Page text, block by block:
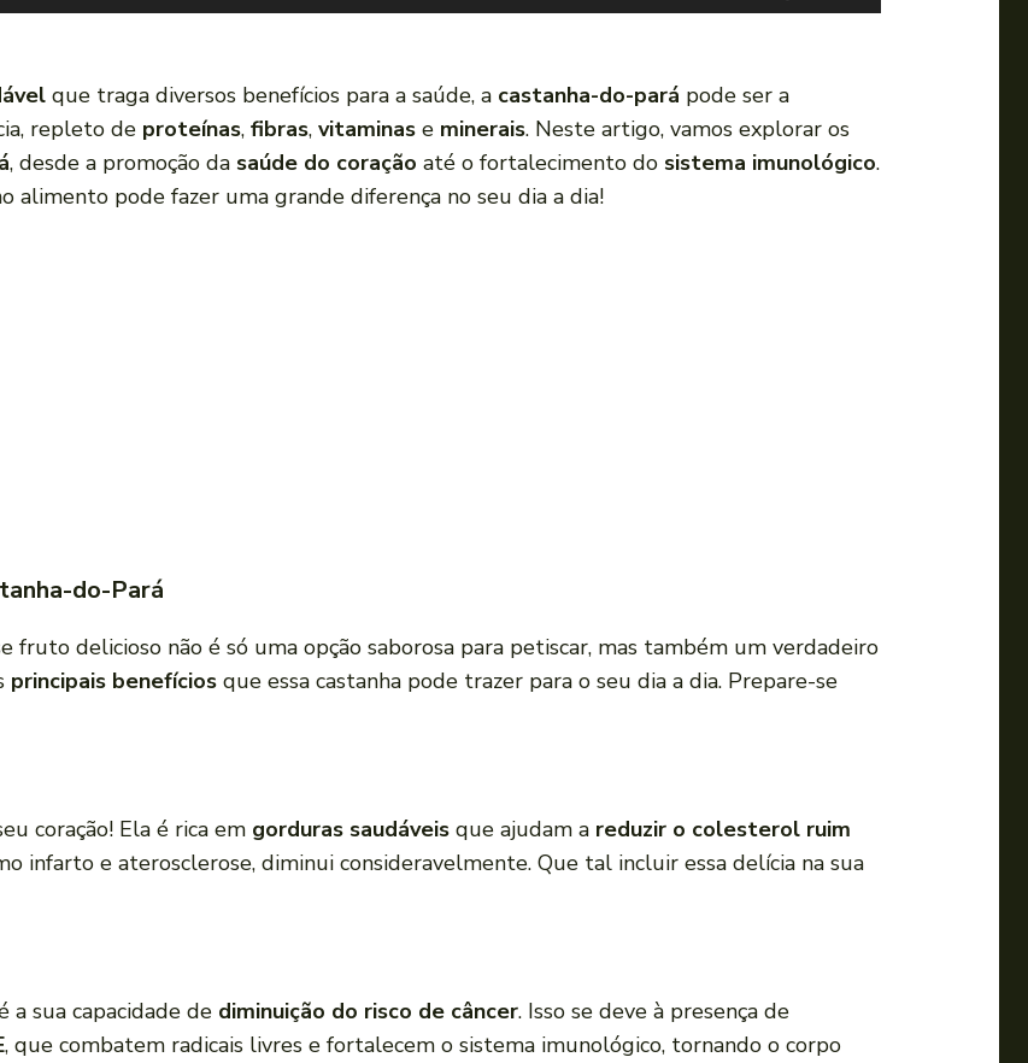
s
p
a
a
i
que traga diversos benefícios para a saúde, a castanha-do-pará pode ser a
repleto de proteínas, fibras, vitaminas e minerais. Neste artigo, vamos explorar os
, desde a promoção da saúde do coração até o fortalecimento do sistema imunológico.
alimento pode fazer uma grande diferença no seu dia a dia!
do-Pará
fruto delicioso não é só uma opção saborosa para petiscar, mas também um verdadeiro
principais benefícios que essa castanha pode trazer para o seu dia a dia. Prepare-se
coração! Ela é rica em gorduras saudáveis que ajudam a reduzir o colesterol ruim
infarto e aterosclerose, diminui consideravelmente. Que tal incluir essa delícia na sua
a sua capacidade de diminuição do risco de câncer. Isso se deve à presença de
, que combatem radicais livres e fortalecem o sistema imunológico, tornando o corpo